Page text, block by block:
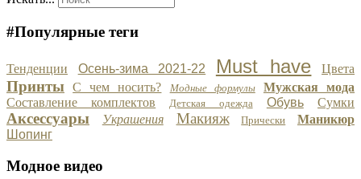
#Популярные теги
Тенденции Осень-зима 2021-22 Must have Цвета
Принты С чем носить? Модные формулы
Мужская мода
Составление комплектов
Детская одежда Обувь Сумки
Аксессуары Украшения Макияж Прически
Маникюр
Шопинг
Модное видео